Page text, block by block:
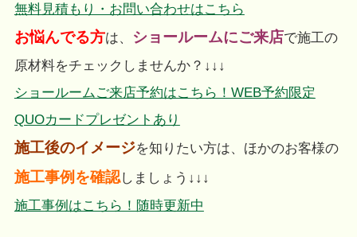
無料見積もり・お問い合わせはこちら
お悩んでる方は、 ショールームにご来店で施工の
原材料をチェックしませんか？↓↓↓
ショールームご来店予約はこちら！WEB予約限定
QUOカードプレゼントあり
施工後のイメージを知りたい方は、ほかのお客様の
施工事例を確認しましょう↓↓↓
施工事例はこちら！随時更新中